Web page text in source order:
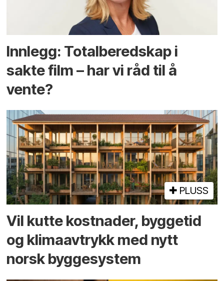
Innlegg: Totalberedskap i
sakte film – har vi råd til å
vente?
PLUSS
Vil kutte kostnader, byggetid
og klima­avtrykk med nytt
norsk bygge­system